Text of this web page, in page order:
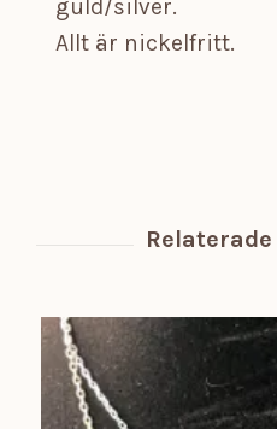
guld/silver.
Allt är nickelfritt.